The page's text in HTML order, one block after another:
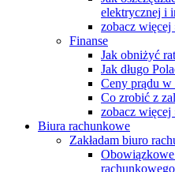
elektrycznej i
zobacz więcej
Finanse
Jak obniżyć
Jak długo
Ceny prądu w
Co zrobić z
zobacz więcej
Biura rachunkowe
Zakładam biuro
rachunkowego